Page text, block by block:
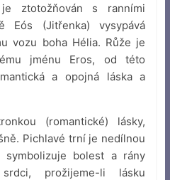
ztotožňován s ranními
Eós (Jitřenka) vysypává
vozu boha Hélia. Růže je
jménu Eros, od této
a opojná láska a
(romantické) lásky,
Pichlavé trní je nedílnou
symbolizuje bolest a rány
prožijeme-li lásku